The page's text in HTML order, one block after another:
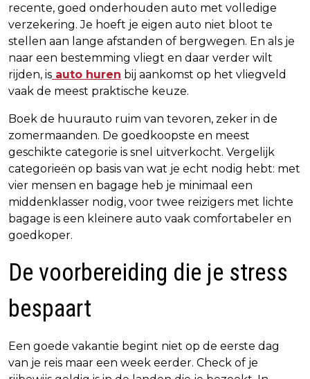
recente, goed onderhouden auto met volledige
verzekering. Je hoeft je eigen auto niet bloot te
stellen aan lange afstanden of bergwegen. En als je
naar een bestemming vliegt en daar verder wilt
rijden, is auto huren bij aankomst op het vliegveld
vaak de meest praktische keuze.
Boek de huurauto ruim van tevoren, zeker in de
zomermaanden. De goedkoopste en meest
geschikte categorie is snel uitverkocht. Vergelijk
categorieën op basis van wat je echt nodig hebt: met
vier mensen en bagage heb je minimaal een
middenklasser nodig, voor twee reizigers met lichte
bagage is een kleinere auto vaak comfortabeler en
goedkoper.
De voorbereiding die je stress
bespaart
Een goede vakantie begint niet op de eerste dag
van je reis maar een week eerder. Check of je